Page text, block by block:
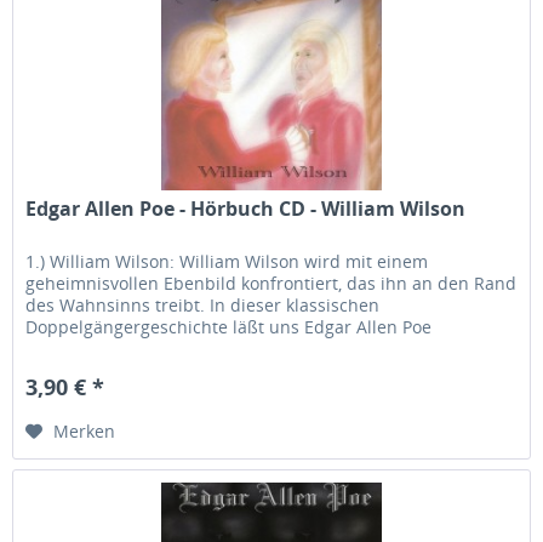
Edgar Allen Poe - Hörbuch CD - William Wilson
1.) William Wilson: William Wilson wird mit einem
geheimnisvollen Ebenbild konfrontiert, das ihn an den Rand
des Wahnsinns treibt. In dieser klassischen
Doppelgängergeschichte läßt uns Edgar Allen Poe
3,90 € *
Merken